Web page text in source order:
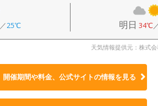
／25℃ 明日 34℃
天気情報提供元：株式
開催期間や料金、公式サイトの情報を見る